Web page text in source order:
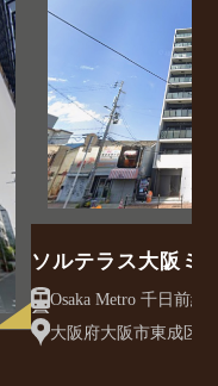
ソルテラス大阪ミ
クレアスト
大阪府大阪市東成区